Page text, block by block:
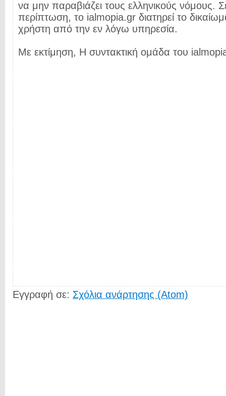
να μην παραβιάζει τους ελληνικούς νόμους.
περίπτωση, το ialmopia.gr διατηρεί το
χρήστη από την εν λόγω υπηρεσία.
Με εκτίμηση, Η συντακτική ομάδα του
Εγγραφή σε: Σχόλια ανάρτησης (Atom)